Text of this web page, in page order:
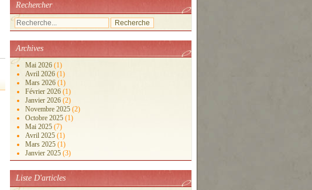
Rechercher
Archives
Mai 2026 (1)
Avril 2026 (1)
Mars 2026 (1)
Février 2026 (1)
Janvier 2026 (2)
Novembre 2025 (2)
Octobre 2025 (1)
Mai 2025 (7)
Avril 2025 (1)
Mars 2025 (1)
Janvier 2025 (3)
Liste D'articles